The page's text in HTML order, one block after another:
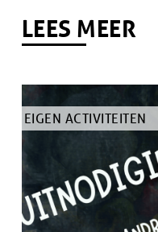
LEES MEER
TYPE
EIGEN ACTIVITEITEN